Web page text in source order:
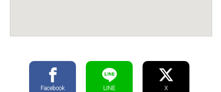
Facebook LINE X